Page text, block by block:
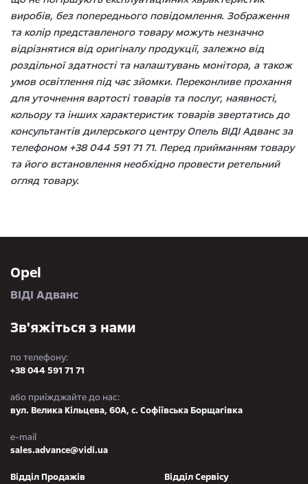
виробів, без попереднього повідомлення. Зображення
та колір представленого товару можуть незначно
відрізнятися від оригіналу продукції, залежно від
роздільної здатності та налаштувань монітора, а також
умов освітлення під час зйомки. Переконливе прохання
для уточнення вартості товарів та послуг, наявності,
кольору та інших характеристик товарів звертатись до
консультантів дилерського центру Опель ВІДІ Адванс за
телефоном +38 044 591 71 71. Перед прийманням товару
та його встановлення необхідно провести ретельний
огляд товару.
Opel
ВІДІ Адванс
Зв'яжіться з нами
по телефону:
+38 044 591 71 71
або приїжджайте до нас:
вул. Велика Кільцева, 60А, с. Софіївська Борщагівка
e-mail
sales.advance@vidi.ua
Відділ Продажів
Відділ Сервісу